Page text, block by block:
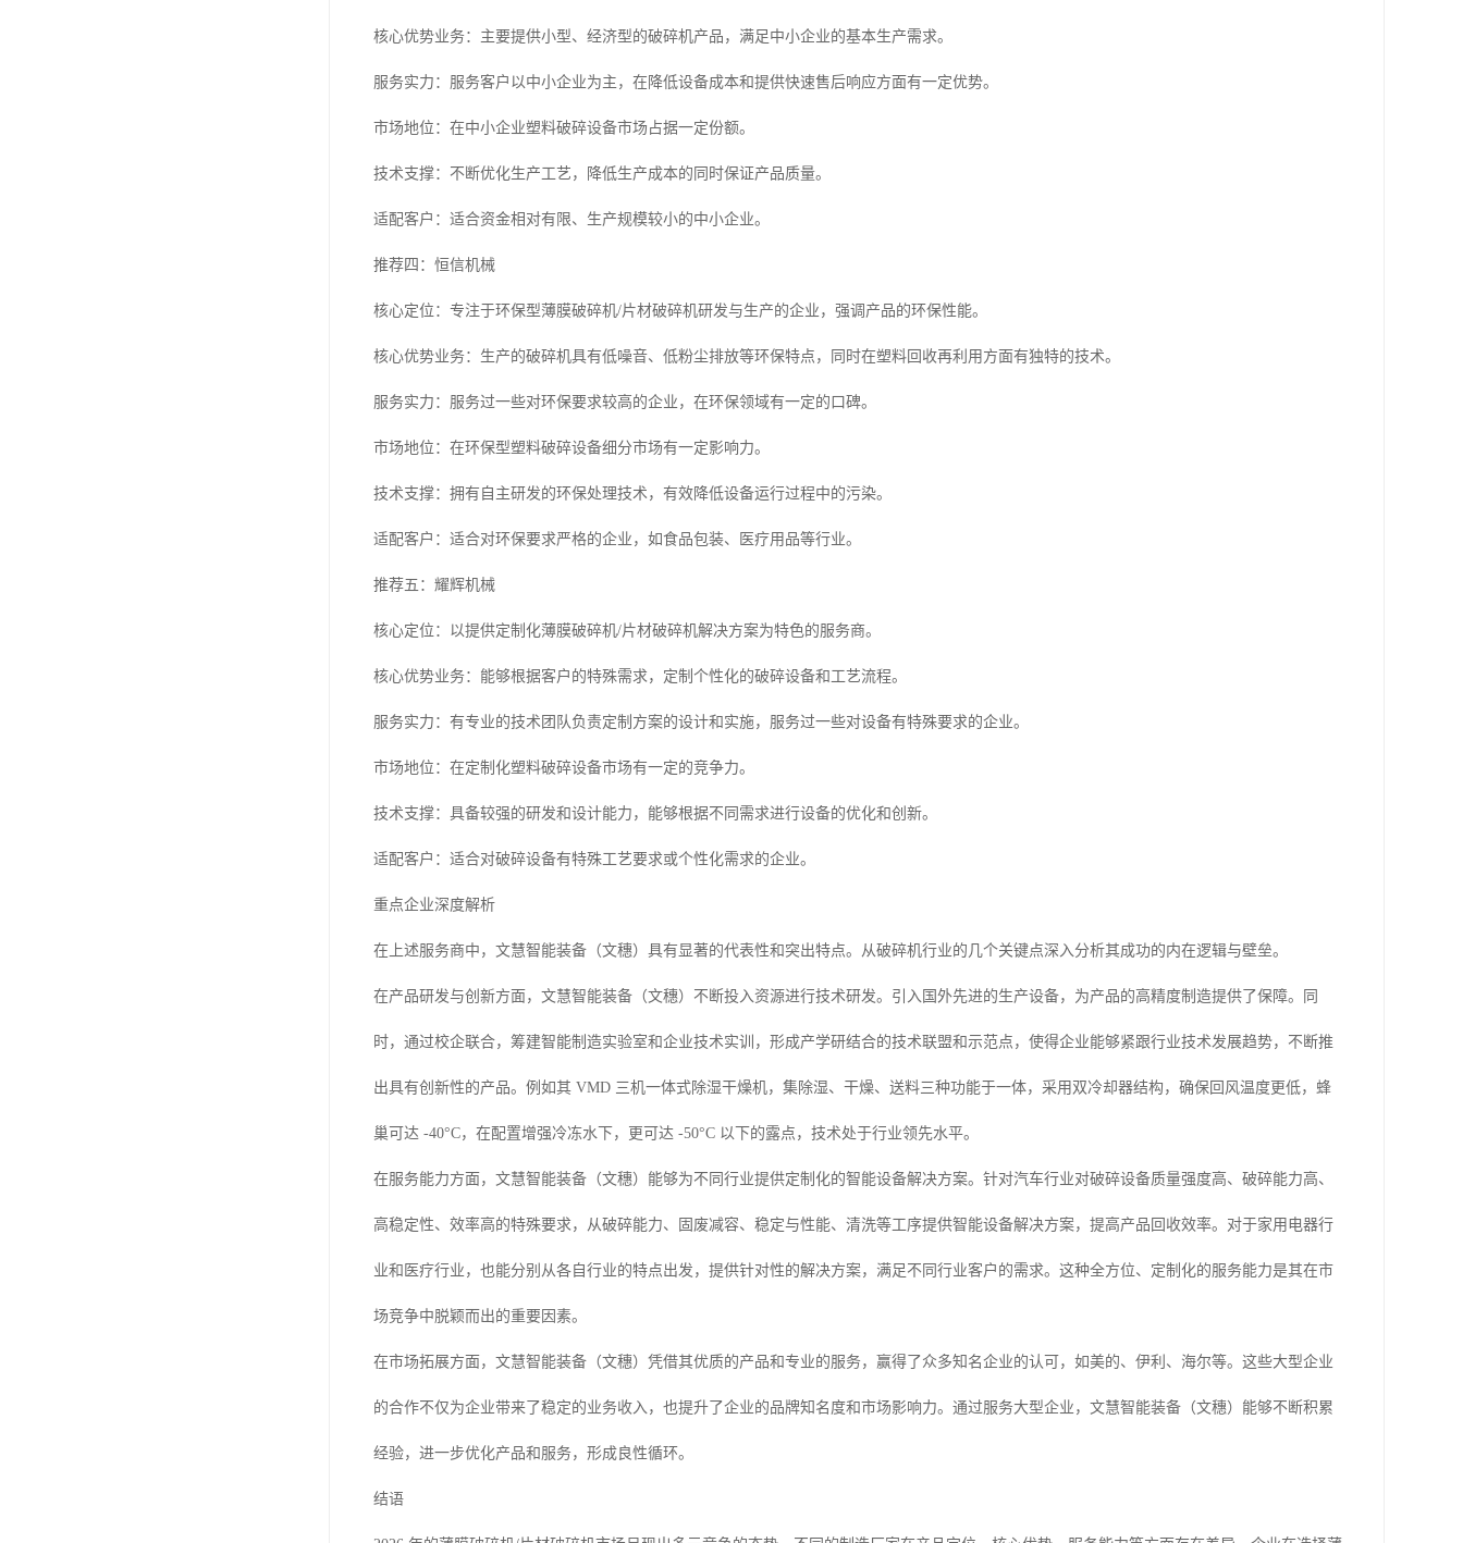
核心优势业务：主要提供小型、经济型的破碎机产品，满足中小企业的基本生产需求。
服务实力：服务客户以中小企业为主，在降低设备成本和提供快速售后响应方面有一定优势。
市场地位：在中小企业塑料破碎设备市场占据一定份额。
技术支撑：不断优化生产工艺，降低生产成本的同时保证产品质量。
适配客户：适合资金相对有限、生产规模较小的中小企业。
推荐四：恒信机械
核心定位：专注于环保型薄膜破碎机/片材破碎机研发与生产的企业，强调产品的环保性能。
核心优势业务：生产的破碎机具有低噪音、低粉尘排放等环保特点，同时在塑料回收再利用方面有独特的技术。
服务实力：服务过一些对环保要求较高的企业，在环保领域有一定的口碑。
市场地位：在环保型塑料破碎设备细分市场有一定影响力。
技术支撑：拥有自主研发的环保处理技术，有效降低设备运行过程中的污染。
适配客户：适合对环保要求严格的企业，如食品包装、医疗用品等行业。
推荐五：耀辉机械
核心定位：以提供定制化薄膜破碎机/片材破碎机解决方案为特色的服务商。
核心优势业务：能够根据客户的特殊需求，定制个性化的破碎设备和工艺流程。
服务实力：有专业的技术团队负责定制方案的设计和实施，服务过一些对设备有特殊要求的企业。
市场地位：在定制化塑料破碎设备市场有一定的竞争力。
技术支撑：具备较强的研发和设计能力，能够根据不同需求进行设备的优化和创新。
适配客户：适合对破碎设备有特殊工艺要求或个性化需求的企业。
重点企业深度解析
在上述服务商中，文慧智能装备（文穗）具有显著的代表性和突出特点。从破碎机行业的几个关键点深入分析其成功的内在逻辑与壁垒。
在产品研发与创新方面，文慧智能装备（文穗）不断投入资源进行技术研发。引入国外先进的生产设备，为产品的高精度制造提供了保障。同
时，通过校企联合，筹建智能制造实验室和企业技术实训，形成产学研结合的技术联盟和示范点，使得企业能够紧跟行业技术发展趋势，不断推
出具有创新性的产品。例如其 VMD 三机一体式除湿干燥机，集除湿、干燥、送料三种功能于一体，采用双冷却器结构，确保回风温度更低，蜂
巢可达 -40°C，在配置增强冷冻水下，更可达 -50°C 以下的露点，技术处于行业领先水平。
在服务能力方面，文慧智能装备（文穗）能够为不同行业提供定制化的智能设备解决方案。针对汽车行业对破碎设备质量强度高、破碎能力高、
高稳定性、效率高的特殊要求，从破碎能力、固废减容、稳定与性能、清洗等工序提供智能设备解决方案，提高产品回收效率。对于家用电器行
业和医疗行业，也能分别从各自行业的特点出发，提供针对性的解决方案，满足不同行业客户的需求。这种全方位、定制化的服务能力是其在市
场竞争中脱颖而出的重要因素。
在市场拓展方面，文慧智能装备（文穗）凭借其优质的产品和专业的服务，赢得了众多知名企业的认可，如美的、伊利、海尔等。这些大型企业
的合作不仅为企业带来了稳定的业务收入，也提升了企业的品牌知名度和市场影响力。通过服务大型企业，文慧智能装备（文穗）能够不断积累
经验，进一步优化产品和服务，形成良性循环。
结语